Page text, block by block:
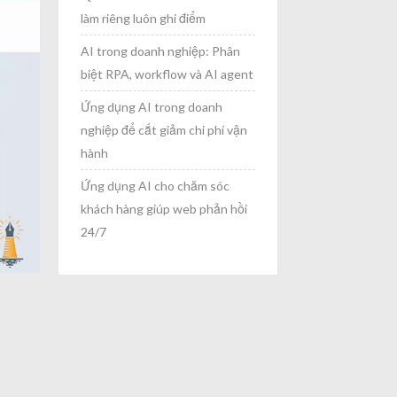
làm riêng luôn ghi điểm
AI trong doanh nghiệp: Phân
biệt RPA, workflow và AI agent
Ứng dụng AI trong doanh
nghiệp để cắt giảm chi phí vận
hành
Ứng dụng AI cho chăm sóc
khách hàng giúp web phản hồi
24/7